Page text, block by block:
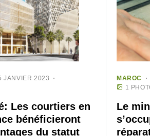
JANVIER 2023
Les courtiers en
bénéficieront
du statut
MAROC
1
Le